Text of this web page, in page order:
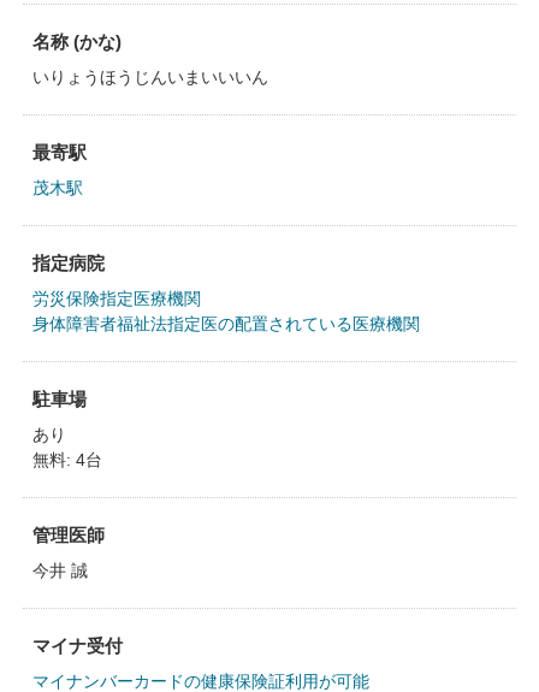
名称 (かな)
いりょうほうじんいまいいいん
最寄駅
茂木駅
指定病院
労災保険指定医療機関
身体障害者福祉法指定医の配置されている医療機関
駐車場
あり
無料: 4台
管理医師
今井 誠
マイナ受付
マイナンバーカードの健康保険証利用が可能